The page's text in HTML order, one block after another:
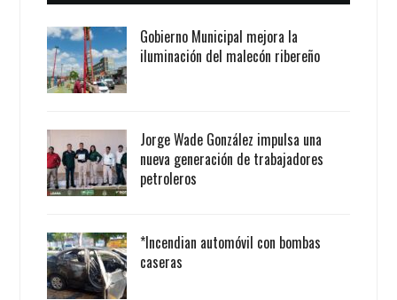
Gobierno Municipal mejora la
iluminación del malecón ribereño
Jorge Wade González impulsa una
nueva generación de trabajadores
petroleros
*Incendian automóvil con bombas
caseras